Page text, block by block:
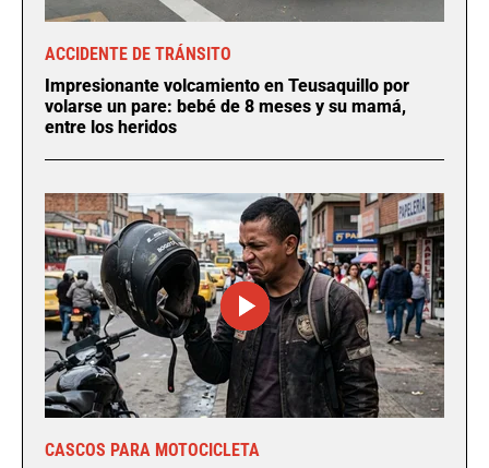
ACCIDENTE DE TRÁNSITO
Impresionante volcamiento en Teusaquillo por
volarse un pare: bebé de 8 meses y su mamá,
entre los heridos
CASCOS PARA MOTOCICLETA